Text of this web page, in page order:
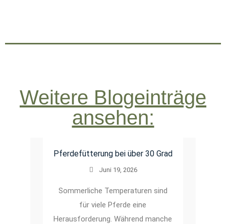
Weitere Blogeinträge
ansehen:
Pferdefütterung bei über 30 Grad
Juni 19, 2026
Sommerliche Temperaturen sind
für viele Pferde eine
Herausforderung. Während manche